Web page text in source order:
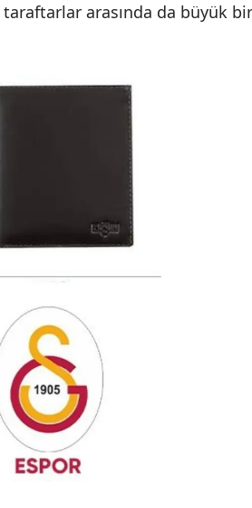
taraftarlar arasında da büyük bir